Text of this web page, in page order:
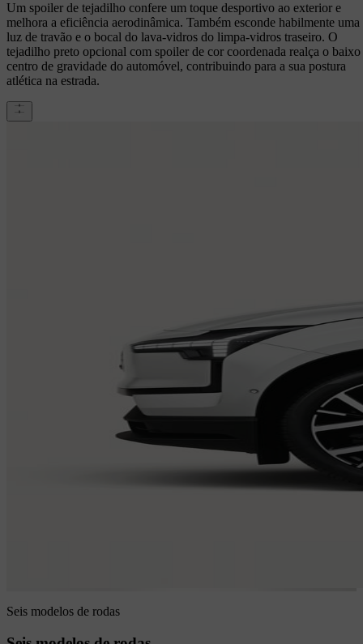
Um spoiler de tejadilho confere um toque desportivo ao exterior e
melhora a eficiência aerodinâmica. Também esconde habilmente uma
luz de travão e o bocal do lava-vidros do limpa-vidros traseiro. O
tejadilho preto opcional com spoiler de cor coordenada realça o baixo
centro de gravidade do automóvel, contribuindo para a sua postura
atlética na estrada.
Seis modelos de rodas